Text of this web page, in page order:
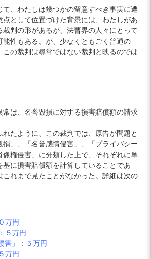
て、わたしは幾つかの留意すべき事実に遭
として位置づけた背景には、わたしがあ
裁判の形があるが、法曹界の人々にとって
能性もある。が、少なくともごく普通の
この裁判は尋常ではない裁判と映るのでは
常は、名誉毀損に対する損害賠償額の請求
たように、この裁判では、原告が問題と
」、「名誉感情侵害」、「プライバシー
像権侵害」に分類した上で、それぞれに単
に損害賠償額を計算していることであ
これまで見たことがなかった。詳細は次の
万円
５万円
害」：５万円
万円